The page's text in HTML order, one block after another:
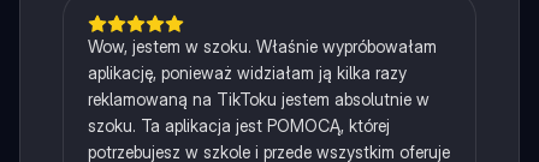
Wow, jestem w szoku. Właśnie wypróbowałam
aplikację, ponieważ widziałam ją kilka razy
reklamowaną na TikToku jestem absolutnie w
szoku. Ta aplikacja jest POMOCĄ, której
potrzebujesz w szkole i przede wszystkim oferuje